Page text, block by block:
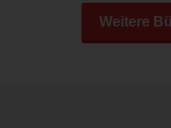
Weitere